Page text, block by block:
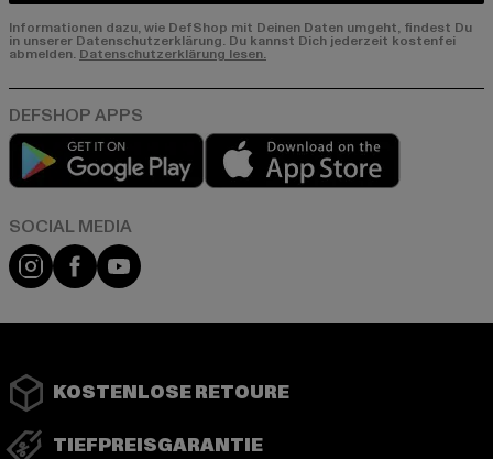
Informationen dazu, wie DefShop mit Deinen Daten umgeht, findest Du
in unserer Datenschutzerklärung. Du kannst Dich jederzeit kostenfei
abmelden. Datenschutzerklärung lesen.
Play market
Instagram
FacebookYouTube
KOSTENLOSE RETOURE
TIEFPREISGARANTIE